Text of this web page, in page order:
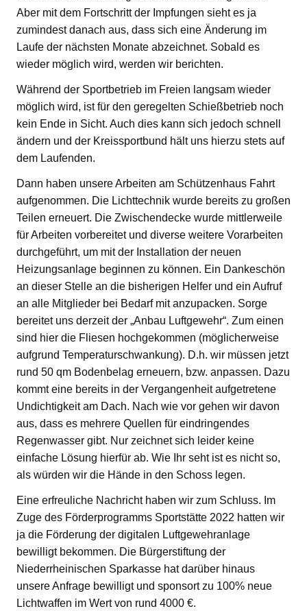
Aber mit dem Fortschritt der Impfungen sieht es ja
zumindest danach aus, dass sich eine Änderung im
Laufe der nächsten Monate abzeichnet. Sobald es
wieder möglich wird, werden wir berichten.
Während der Sportbetrieb im Freien langsam wieder
möglich wird, ist für den geregelten Schießbetrieb noch
kein Ende in Sicht. Auch dies kann sich jedoch schnell
ändern und der Kreissportbund hält uns hierzu stets auf
dem Laufenden.
Dann haben unsere Arbeiten am Schützenhaus Fahrt
aufgenommen. Die Lichttechnik wurde bereits zu großen
Teilen erneuert. Die Zwischendecke wurde mittlerweile
für Arbeiten vorbereitet und diverse weitere Vorarbeiten
durchgeführt, um mit der Installation der neuen
Heizungsanlage beginnen zu können. Ein Dankeschön
an dieser Stelle an die bisherigen Helfer und ein Aufruf
an alle Mitglieder bei Bedarf mit anzupacken. Sorge
bereitet uns derzeit der „Anbau Luftgewehr“. Zum einen
sind hier die Fliesen hochgekommen (möglicherweise
aufgrund Temperaturschwankung). D.h. wir müssen jetzt
rund 50 qm Bodenbelag erneuern, bzw. anpassen. Dazu
kommt eine bereits in der Vergangenheit aufgetretene
Undichtigkeit am Dach. Nach wie vor gehen wir davon
aus, dass es mehrere Quellen für eindringendes
Regenwasser gibt. Nur zeichnet sich leider keine
einfache Lösung hierfür ab. Wie Ihr seht ist es nicht so,
als würden wir die Hände in den Schoss legen.
Eine erfreuliche Nachricht haben wir zum Schluss. Im
Zuge des Förderprogramms Sportstätte 2022 hatten wir
ja die Förderung der digitalen Luftgewehranlage
bewilligt bekommen. Die Bürgerstiftung der
Niederrheinischen Sparkasse hat darüber hinaus
unsere Anfrage bewilligt und sponsort zu 100% neue
Lichtwaffen im Wert von rund 4000 €.